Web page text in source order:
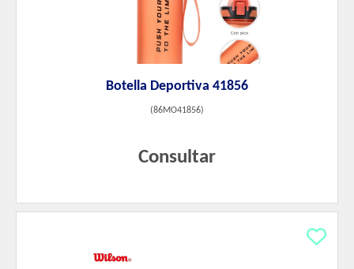
Botella Deportiva 41856
(86MO41856)
Consultar